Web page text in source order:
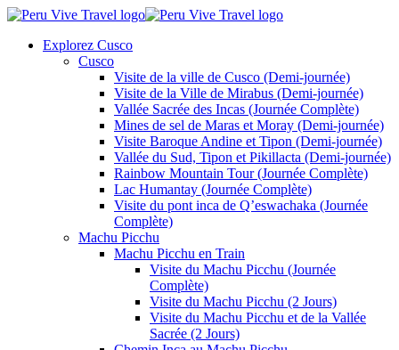
Explorez Cusco
Cusco
Visite de la ville de Cusco (Demi-journée)
Visite de la Ville de Mirabus (Demi-journée)
Vallée Sacrée des Incas (Journée Complète)
Mines de sel de Maras et Moray (Demi-journée)
Visite Baroque Andine et Tipon (Demi-journée)
Vallée du Sud, Tipon et Pikillacta (Demi-journée)
Rainbow Mountain Tour (Journée Complète)
Lac Humantay (Journée Complète)
Visite du pont inca de Q’eswachaka (Journée
Complète)
Machu Picchu
Machu Picchu en Train
Visite du Machu Picchu (Journée
Complète)
Visite du Machu Picchu (2 Jours)
Visite du Machu Picchu et de la Vallée
Sacrée (2 Jours)